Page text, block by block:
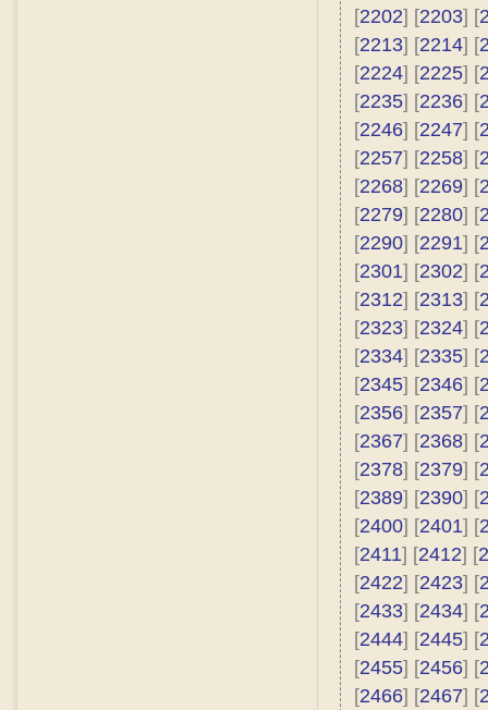
[2202] [2203] [
[2213] [2214] [
[2224] [2225] [
[2235] [2236] [
[2246] [2247] [
[2257] [2258] [
[2268] [2269] [
[2279] [2280] [
[2290] [2291] [
[2301] [2302] [
[2312] [2313] [
[2323] [2324] [
[2334] [2335] [
[2345] [2346] [
[2356] [2357] [
[2367] [2368] [
[2378] [2379] [
[2389] [2390] [
[2400] [2401] [
[2411] [2412] [
[2422] [2423] [
[2433] [2434] [
[2444] [2445] [
[2455] [2456] [
[2466] [2467] [